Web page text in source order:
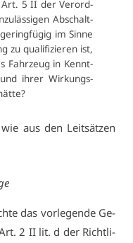
Art. 5 II der Ver­ord­
Ab­schalt­
im Sin­ne
zu qua­li­fi­zie­ren ist,
Fahr­zeug in Kennt­
ih­rer Wir­kungs­
aus den Leit­sät­zen
das vor­le­gen­de Ge­
2 II lit. d der Richt­li­